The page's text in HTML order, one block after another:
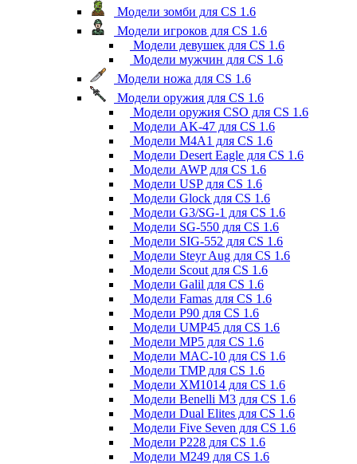
Модели зомби для CS 1.6
Модели игроков для CS 1.6
Модели девушек для CS 1.6
Модели мужчин для CS 1.6
Модели ножа для CS 1.6
Модели оружия для CS 1.6
Модели оружия CSO для CS 1.6
Модели AK-47 для CS 1.6
Модели M4A1 для CS 1.6
Модели Desert Eagle для CS 1.6
Модели AWP для CS 1.6
Модели USP для CS 1.6
Модели Glock для CS 1.6
Модели G3/SG-1 для CS 1.6
Модели SG-550 для CS 1.6
Модели SIG-552 для CS 1.6
Модели Steyr Aug для CS 1.6
Модели Scout для CS 1.6
Модели Galil для CS 1.6
Модели Famas для CS 1.6
Модели P90 для CS 1.6
Модели UMP45 для CS 1.6
Модели MP5 для CS 1.6
Модели MAC-10 для CS 1.6
Модели TMP для CS 1.6
Модели XM1014 для CS 1.6
Модели Benelli M3 для CS 1.6
Модели Dual Elites для CS 1.6
Модели Five Seven для CS 1.6
Модели P228 для CS 1.6
Модели M249 для CS 1.6